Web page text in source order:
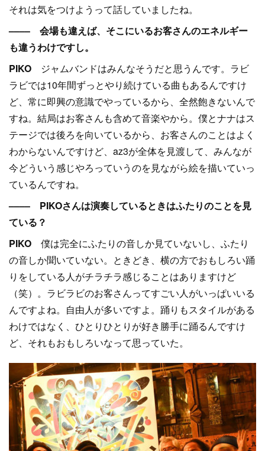
それは気をつけようって話していましたね。
–––– 会場も違えば、そこにいるお客さんのエネルギー
も違うわけですし。
PIKO ジャムバンドはみんなそうだと思うんです。ラビ
ラビでは10年間ずっとやり続けている曲もあるんですけ
ど、常に即興の意識でやっているから、全然飽きないんで
すね。結局はお客さんも含めて音楽やから。僕とナナはス
テージでは後ろを向いているから、お客さんのことはよく
わからないんですけど、az3が全体を見渡して、みんなが
今どういう感じやろっていうのを見ながら絵を描いていっ
ているんですね。
–––– PIKOさんは演奏しているときはふたりのことを見
ている？
PIKO 僕は完全にふたりの音しか見ていないし、ふたり
の音しか聞いていない。ときどき、横の方でおもしろい踊
りをしている人がチラチラ感じることはありますけど
（笑）。ラビラビのお客さんってすごい人がいっぱいいる
んですよね。自由人が多いですよ。踊りもスタイルがある
わけではなく、ひとりひとりが好き勝手に踊るんですけ
ど、それもおもしろいなって思っていた。